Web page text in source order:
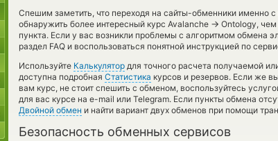
Спешим заметить, что переходя на сайты-обменники именно
обнаружить более интересный курс Avalanche → Ontology,
пункта. Если у вас возникли проблемы с алгоритмом обмена
раздел FAQ и воспользоваться понятной инструкцией по
Используйте Калькулятор для точного расчета получаемой
доступна подробная Статистика курсов и резервов. Если же
вам курс, не стоит спешить с обменом, воспользуйтесь
для вас курсе на e-mail или Telegram. Если пункты обмена
Двойной обмен и найти вариант двух обменов при помощи
Безопасность обменных сервисов